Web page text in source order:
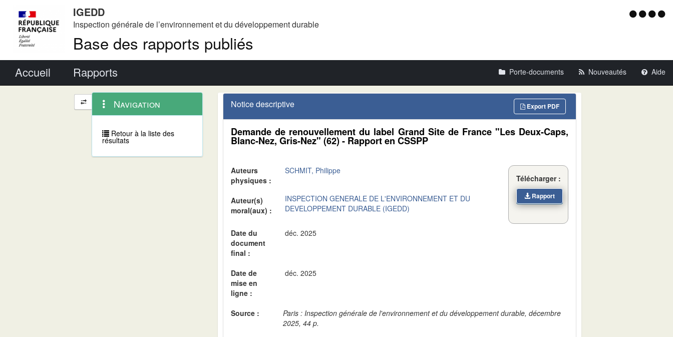
IGEDD
Inspection générale de l’environnement et du développement durable
Base des rapports publiés
Menu
Accueil Rapports Porte-documents Nouveautés Aide
Navigation
et
outils
annexes
contextuel
Navigation
Retour à la liste des
résultats
Notice descriptive Export PDF
Demande de renouvellement du label Grand Site de France "Les Deux-Caps,
Blanc-Nez, Gris-Nez" (62) - Rapport en CSSPP
Auteurs
physiques :
SCHMIT, Philippe
Auteur(s)
moral(aux) :
INSPECTION GENERALE DE L'ENVIRONNEMENT ET DU
DEVELOPPEMENT DURABLE (IGEDD)
Date du
document
final :
déc. 2025
Date de
mise en
ligne :
déc. 2025
Télécharger :
Rapport
Source :
Paris : Inspection générale de l'environnement et du développement durable, décembre
2025, 44 p.